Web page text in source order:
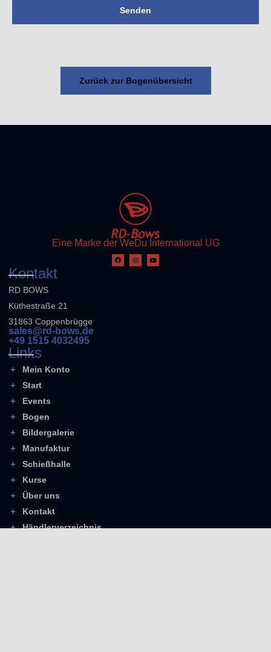
Senden
Zurück zur Bogenübersicht
Eine Marke der WeDu International UG
Kontakt
RD BOWS
Küthestraße 21
31863 Coppenbrügge
sales@rd-bows.de
+49 1515 4032495
Links
Mein Konto
Start
Events
Bogen
Bildergalerie
Manufaktur
Schießhalle
Kurse
Über uns
Kontakt
Händlerverzeichnis